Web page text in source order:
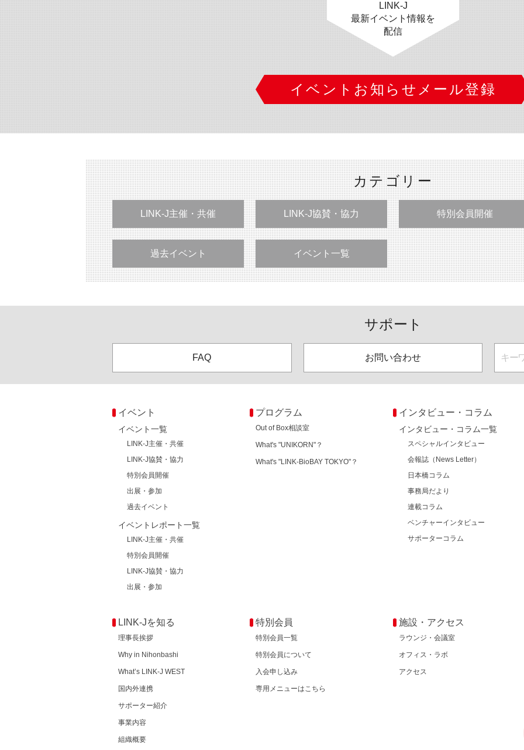
LINK-J
最新イベント情報を
配信
イベントお知らせメール登録
カテゴリー
LINK-J主催・共催 LINK-J協賛・協力 特別会員開催
過去イベント イベント一覧
サポート
FAQ お問い合わせ
イベント
イベント一覧
LINK-J主催・共催
LINK-J協賛・協力
特別会員開催
出展・参加
過去イベント
イベントレポート一覧
LINK-J主催・共催
特別会員開催
LINK-J協賛・協力
出展・参加
プログラム
Out of Box相談室
What's "UNIKORN"？
What's "LINK-BioBAY TOKYO"？
インタビュー・コラム
インタビュー・コラム一覧
スペシャルインタビュー
会報誌（News Letter）
日本橋コラム
事務局だより
連載コラム
ベンチャーインタビュー
サポーターコラム
LINK-Jを知る
理事長挨拶
Why in Nihonbashi
What’s LINK-J WEST
国内外連携
サポーター紹介
事業内容
組織概要
特別会員
特別会員一覧
特別会員について
入会申し込み
専用メニューはこちら
施設・アクセス
ラウンジ・会議室
オフィス・ラボ
アクセス